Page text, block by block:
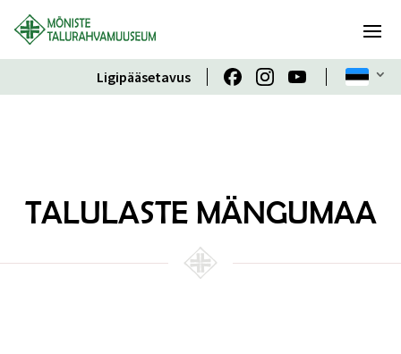
Ligipääsetavus
TALULASTE MÄNGUMAA